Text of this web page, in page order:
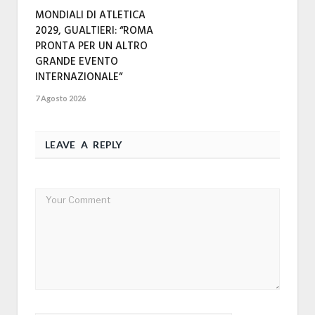
MONDIALI DI ATLETICA
2029, GUALTIERI: “ROMA
PRONTA PER UN ALTRO
GRANDE EVENTO
INTERNAZIONALE”
7 Agosto 2026
LEAVE A REPLY